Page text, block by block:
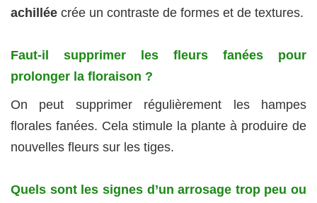
achillée crée un contraste de formes et de textures.
Faut-il supprimer les fleurs fanées pour
prolonger la floraison ?
On peut supprimer régulièrement les hampes
florales fanées. Cela stimule la plante à produire de
nouvelles fleurs sur les tiges.
Quels sont les signes d’un arrosage trop peu ou